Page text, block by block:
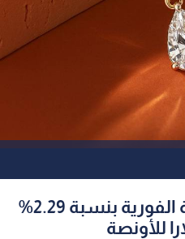
انخفاض أسعار الفضة الفورية بنسبة 2.29%